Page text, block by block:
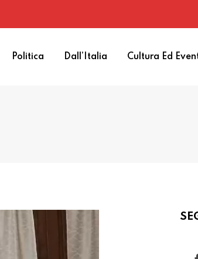
Politica Dall’Italia Cultura Ed